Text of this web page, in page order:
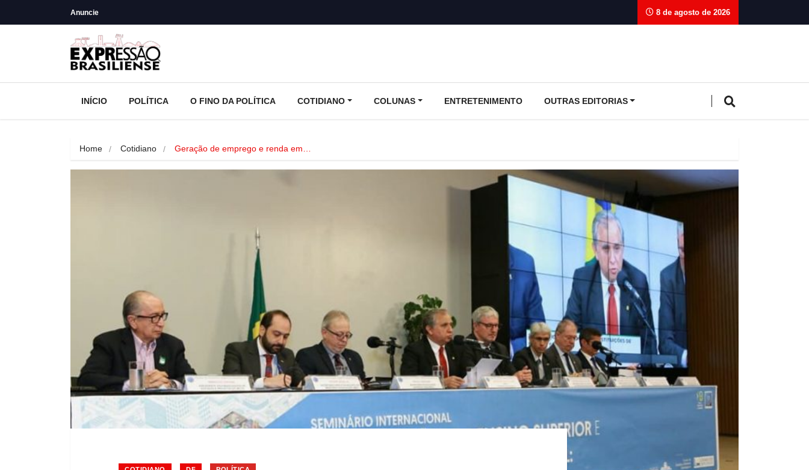
Anuncie 8 de agosto de 2026
INÍCIO POLÍTICA O FINO DA POLÍTICA COTIDIANO COLUNAS ENTRETENIMENTO OUTRAS EDITORIAS
Home Cotidiano Geração de emprego e renda em…